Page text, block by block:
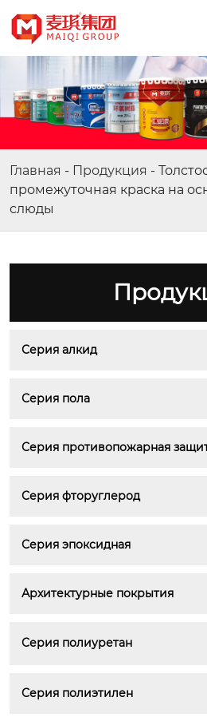
Главная - Продукция -
промежуточная краска на
слюды
Серия алкид
Серия пола
Серия противопожарная
Серия фторуглерод
Серия эпоксидная
Архитектурные покрытия
Серия полиуретан
Серия полиэтилен